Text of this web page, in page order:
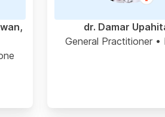
dr. Damar
General Practitioner •